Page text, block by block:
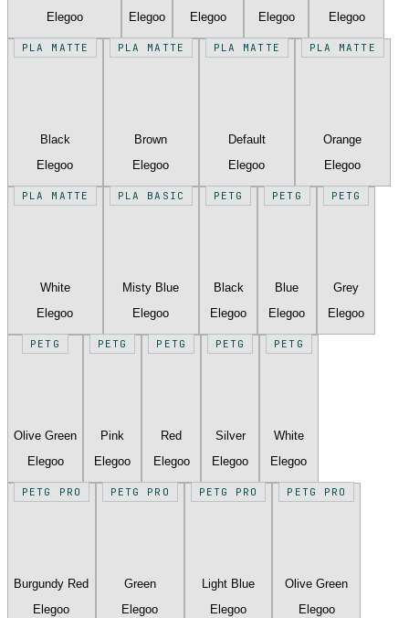
Elegoo
Elegoo
Elegoo
Elegoo
Elegoo
PLA MATTE
Black
Elegoo
PLA MATTE
Brown
Elegoo
PLA MATTE
Default
Elegoo
PLA MATTE
Orange
Elegoo
PLA MATTE
White
Elegoo
PLA BASIC
Misty Blue
Elegoo
PETG
Black
Elegoo
PETG
Blue
Elegoo
PETG
Grey
Elegoo
PETG
Olive Green
Elegoo
PETG
Pink
Elegoo
PETG
Red
Elegoo
PETG
Silver
Elegoo
PETG
White
Elegoo
PETG PRO
Burgundy Red
Elegoo
PETG PRO
Green
Elegoo
PETG PRO
Light Blue
Elegoo
PETG PRO
Olive Green
Elegoo